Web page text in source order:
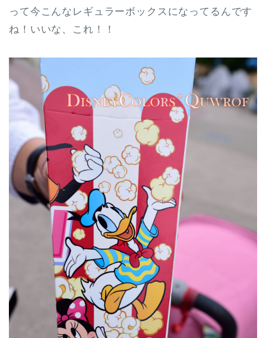
って今こんなレギュラーボックスになってるんです
ね！いいな、これ！！